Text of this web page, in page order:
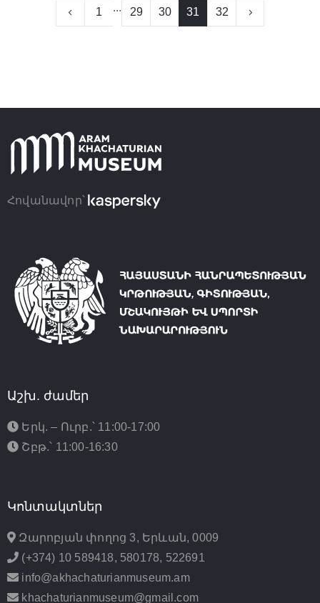
1 ... 29 30 31 32
Հովանավոր՝
Աշխ. ժամեր
Երկ. – Ուրբ.՝ 11:00-17:00
Շբթ.՝ 11:00-16:30
Կոնտակտներ
Զարոբյան փողոց 3, Երևան, 0009
(+374) 10 589418, 580178, 522691
info@akhachaturianmuseum.am
khachaturianmuseum@gmail.com